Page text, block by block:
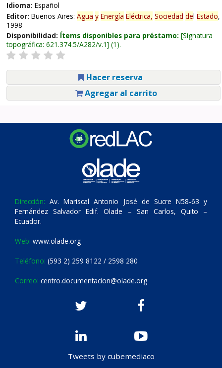
Idioma: Español
Editor: Buenos Aires: Agua y Energía Eléctrica, Sociedad del Estado,
1998
Disponibilidad: Ítems disponibles para préstamo: Signatura
topográfica: 621.374.5/A282/v.1 (1).
Hacer reserva
Agregar al carrito
Dirección: Av. Mariscal Antonio José de Sucre N58-63 y
Fernández Salvador Edif. Olade – San Carlos, Quito –
Ecuador.
Web: www.olade.org
Teléfono: (593 2) 259 8122 / 2598 280
Correo: centro.documentacion@olade.org
Tweets by cubemediaco